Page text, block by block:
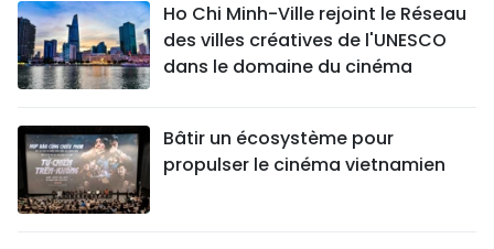
ENGLISH
РУССКИЙ
Ho Chi Minh-Ville rejoint le Réseau
des villes créatives de l'UNESCO
dans le domaine du cinéma
Bâtir un écosystème pour
propulser le cinéma vietnamien